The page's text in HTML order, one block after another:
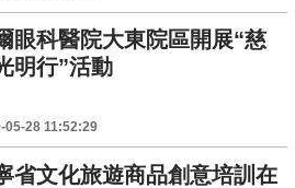
眼科醫院大東院區開展“慈
明行”活動
05-28 11:52:29
省文化旅遊商品創意培訓在